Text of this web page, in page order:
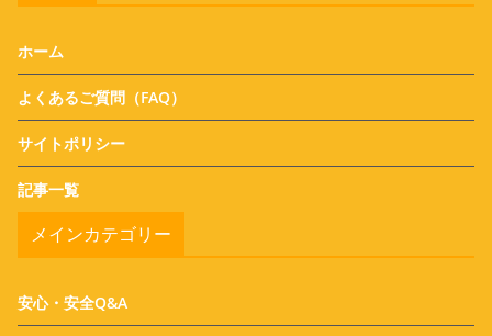
ホーム
よくあるご質問（FAQ）
サイトポリシー
記事一覧
メインカテゴリー
安心・安全Q&A